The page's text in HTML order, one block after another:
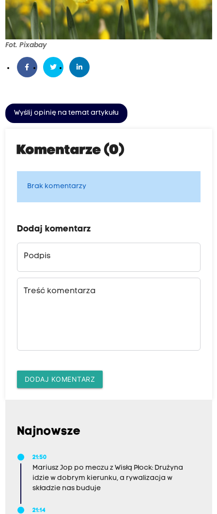
Fot. Pixabay
Wyślij opinię na temat artykułu
Komentarze (0)
Brak komentarzy
Dodaj komentarz
Podpis
Treść komentarza
DODAJ KOMENTARZ
Najnowsze
21:50
Mariusz Jop po meczu z Wisłą Płock: Drużyna
idzie w dobrym kierunku, a rywalizacja w
składzie nas buduje
21:14